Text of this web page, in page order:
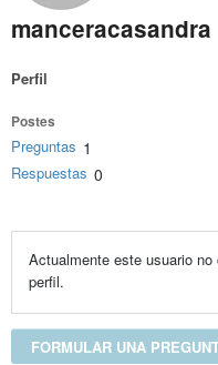
manceracasandra
Perfil
Postes
Preguntas 1
Respuestas 0
Actualmente este usuario
perfil.
FORMULAR UNA